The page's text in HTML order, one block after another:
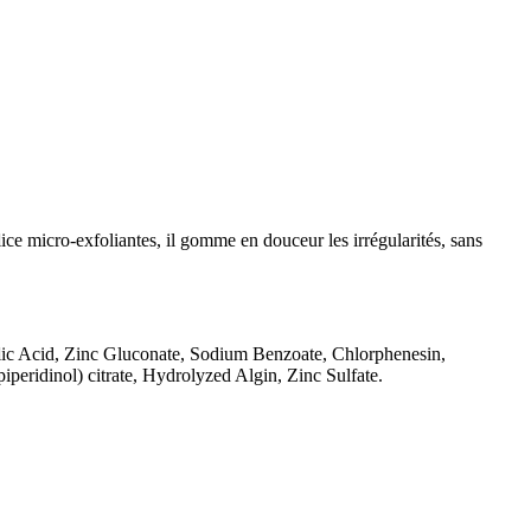
micro-exfoliantes, il gomme en douceur les irrégularités, sans
Acid, Zinc Gluconate, Sodium Benzoate, Chlorphenesin,
citrate, Hydrolyzed Algin, Zinc Sulfate.